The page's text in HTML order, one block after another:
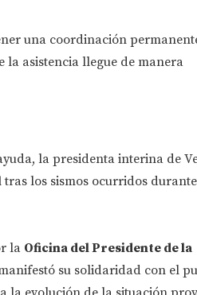
una coordinación
la asistencia llegue de manera
la presidenta interina de
tras los sismos ocurridos
la Oficina del Presidente de la
su solidaridad con el